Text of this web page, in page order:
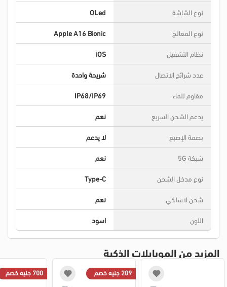
نوع الشاشة
OLed
نوع المعالج
Apple A16 Bionic
نظام التشغيل
iOS
عدد شرائح الاتصال
شريحة واحدة
مقاوم للماء
IP68/IP69
يدعم الشحن السريع
نعم
بصمة الإصبع
لا يدعم
شبكة 5G
نعم
نوع مدخل الشحن
Type-C
شحن لاسلكي
نعم
اللون
اسود
المزيد من الموبايلات الذكية
209 جنيه خصم 700 جنيه خصم